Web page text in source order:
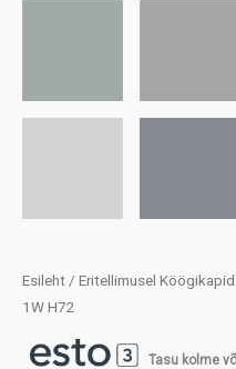
Esileht / Eritellimusel Köögikapid
1W H72
Tasu kolme